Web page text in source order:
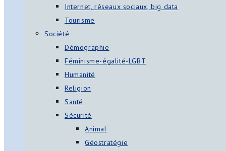
Internet, réseaux sociaux, big data
Tourisme
Société
Démographie
Féminisme-égalité-LGBT
Humanité
Religion
Santé
Sécurité
Animal
Géostratégie